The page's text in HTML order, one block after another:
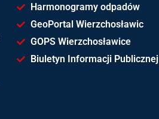
Harmonogramy odpadów
GeoPortal Wierzchosławic
GOPS Wierzchosławice
Biuletyn Informacji Publicznej